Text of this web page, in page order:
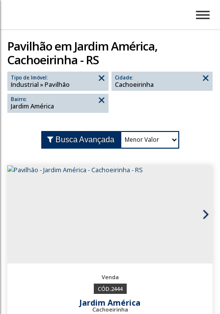
Pavilhão em Jardim América,
Cachoeirinha - RS
Tipo de Imóvel:
Industrial » Pavilhão
Cidade:
Cachoeirinha
Bairro:
Busca Avançada